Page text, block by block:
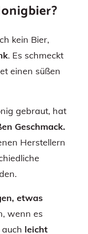
kein Bier,
. Es schmeckt
einen süßen
gebraut, hat
Geschmack.
Herstellern
etwas
wenn es
leicht